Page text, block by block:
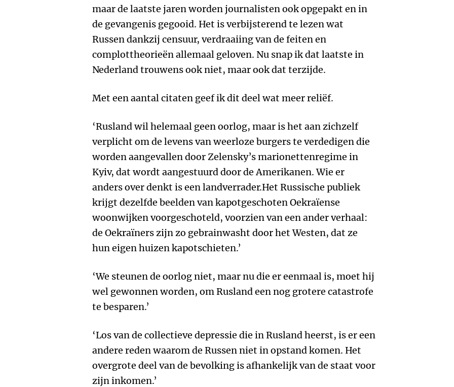
maar de laatste jaren worden journalisten ook opgepakt en in
de gevangenis gegooid. Het is verbijsterend te lezen wat
Russen dankzij censuur, verdraaiing van de feiten en
complottheorieën allemaal geloven. Nu snap ik dat laatste in
Nederland trouwens ook niet, maar ook dat terzijde.
Met een aantal citaten geef ik dit deel wat meer reliëf.
‘Rusland wil helemaal geen oorlog, maar is het aan zichzelf
verplicht om de levens van weerloze burgers te verdedigen die
worden aangevallen door Zelensky’s marionettenregime in
Kyiv, dat wordt aangestuurd door de Amerikanen. Wie er
anders over denkt is een landverrader.Het Russische publiek
krijgt dezelfde beelden van kapotgeschoten Oekraïense
woonwijken voorgeschoteld, voorzien van een ander verhaal:
de Oekraïners zijn zo gebrainwasht door het Westen, dat ze
hun eigen huizen kapotschieten.’
‘We steunen de oorlog niet, maar nu die er eenmaal is, moet hij
wel gewonnen worden, om Rusland een nog grotere catastrofe
te besparen.’
‘Los van de collectieve depressie die in Rusland heerst, is er een
andere reden waarom de Russen niet in opstand komen. Het
overgrote deel van de bevolking is afhankelijk van de staat voor
zijn inkomen.’